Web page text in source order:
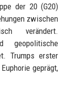
der 20 (G20)
zwischen
verändert.
geopolitische
Trumps erster
geprägt,